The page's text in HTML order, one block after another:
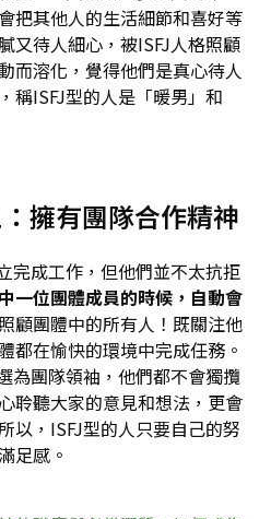
把其他人的生活細節和喜好等
又待人細心，被ISFJ人格照顧
而溶化，覺得他們是真心待人
稱ISFJ型的人是「暖男」和
擁有團隊合作精神
完成工作，但他們並不太抗拒
一位團體成員的時候，自動會
顧團體中的所有人！既關注他
都在愉快的環境中完成任務。
為團隊領袖，他們都不會獨攬
聆聽大家的意見和想法，更會
以，ISFJ型的人只要自己的努
足感。